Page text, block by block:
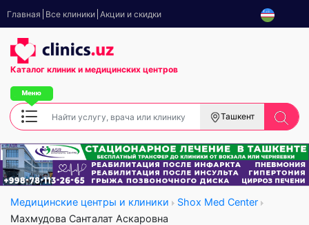
Главная Все клиники Акции и скидки
Каталог клиник и медицинских центров
Ташкент
Медицинские центры и клиники
Shox Med Center
Махмудова Санталат Аскаровна